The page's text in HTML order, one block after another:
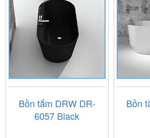
Bồn tắm DRW DR-
6057 Black
Bồn